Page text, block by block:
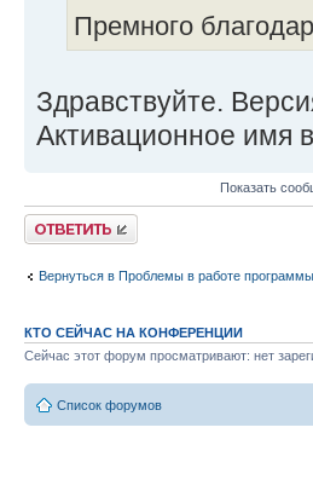
Премного
Здравствуйте.
Активационное имя
Показать
Ответить
Вернуться в Проблемы в работе программы
КТО СЕЙЧАС НА КОНФЕРЕНЦИИ
Сейчас этот форум просматривают: нет
Список форумов